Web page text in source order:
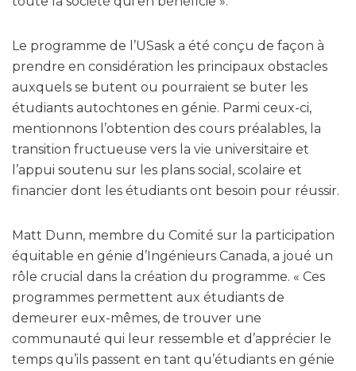
Le programme de l’USask a été conçu de façon à
prendre en considération les principaux obstacles
auxquels se butent ou pourraient se buter les
étudiants autochtones en génie. Parmi ceux-ci,
mentionnons l’obtention des cours préalables, la
transition fructueuse vers la vie universitaire et
l’appui soutenu sur les plans social, scolaire et
financier dont les étudiants ont besoin pour réussir.
Matt Dunn, membre du Comité sur la participation
équitable en génie d’Ingénieurs Canada, a joué un
rôle crucial dans la création du programme. « Ces
programmes permettent aux étudiants de
demeurer eux-mêmes, de trouver une
communauté qui leur ressemble et d’apprécier le
temps qu’ils passent en tant qu’étudiants en génie